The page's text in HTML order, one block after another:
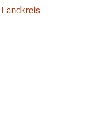
Landkreis